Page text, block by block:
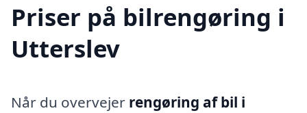
Priser på bilrengøring i
Utterslev
Når du overvejer rengøring af bil i